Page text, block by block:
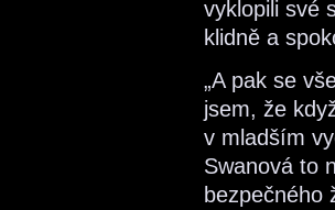
vyklopili své
klidně a
„A pak se
jsem, že
v mladším
Swanová to
bezpečného